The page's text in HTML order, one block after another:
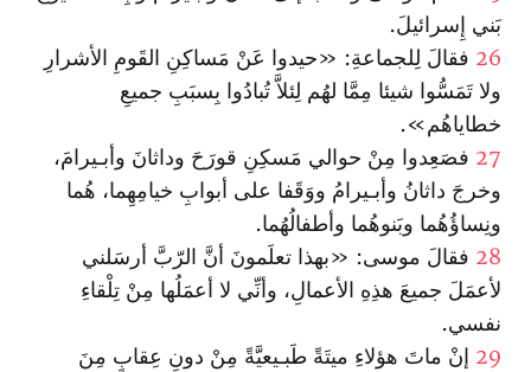
بَني إِسرائيلَ.
26 فقالَ لِلجماعةِ: «حيدوا عَنْ مَساكِنِ القَومِ الأشرارِ
ولا تَمَسُّوا شيئا مِمَّا لهُم لِئلاَّ تُبادُوا بِسبَبِ جميعِ
خطاياهُم».
27 فصَعِدوا مِنْ حوالي مَسكِنِ قورَحَ وداثانَ وأبـيرامَ،
وخرجَ داثانُ وأبـيرامُ ووَقَفا على أبوابِ خيامِهِما، هُما
ونِساؤُهُما وبَنوهُما وأطفالُهُما.
28 فقالَ موسى: «بهذا تعلَمونَ أنَّ الرّبَّ أرسَلني
لأعمَلَ جميعَ هذِهِ الأعمالِ، وأنِّي لا أعمَلُها مِنْ تِلْقاءِ
نفسي.
29 إنْ ماتَ هؤلاءِ ميتَةً طَبـيعيَّةً مِنْ دونِ عِقابٍ مِنَ